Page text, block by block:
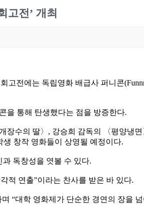
고전’ 개최
전에는 독립영화 배급사 퍼니콘
을 통해 탄생했다는 점을 방증한다.
수의 딸〉, 강승희 감독의 〈평양냉면
창작 영화들이 상영될 예정이다.
독창성을 엿볼 수 있다.
적 연출”이라는 찬사를 받은 바 있다.
“대학 영화제가 단순한 경연의 장을